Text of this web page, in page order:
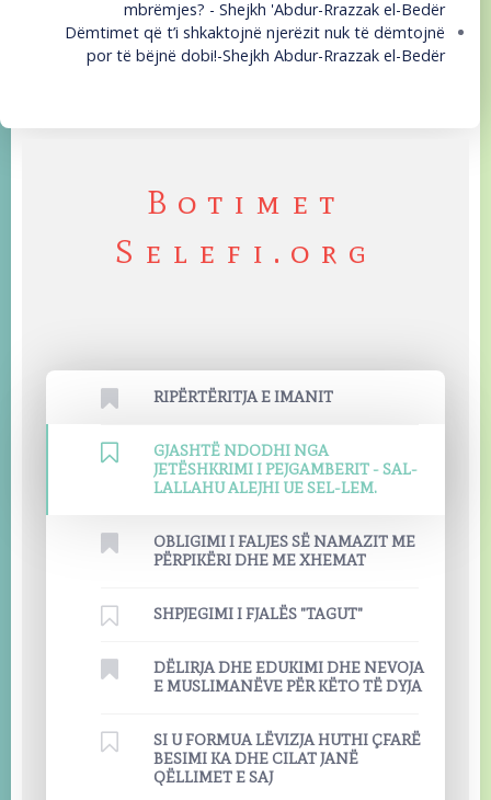
mbrëmjes? - Shejkh 'Abdur-Rrazzak el-Bedër
Dëmtimet që t’i shkaktojnë njerëzit nuk të dëmtojnë
por të bëjnë dobi!-Shejkh Abdur-Rrazzak el-Bedër
Botimet
Selefi.org
RIPËRTËRITJA E IMANIT
GJASHTË NDODHI NGA
JETËSHKRIMI I PEJGAMBERIT - SAL-
LALLAHU ALEJHI UE SEL-LEM.
OBLIGIMI I FALJES SË NAMAZIT ME
PËRPIKËRI DHE ME XHEMAT
SHPJEGIMI I FJALËS "TAGUT"
DËLIRJA DHE EDUKIMI DHE NEVOJA
E MUSLIMANËVE PËR KËTO TË DYJA
SI U FORMUA LËVIZJA HUTHI ÇFARË
BESIMI KA DHE CILAT JANË
QËLLIMET E SAJ